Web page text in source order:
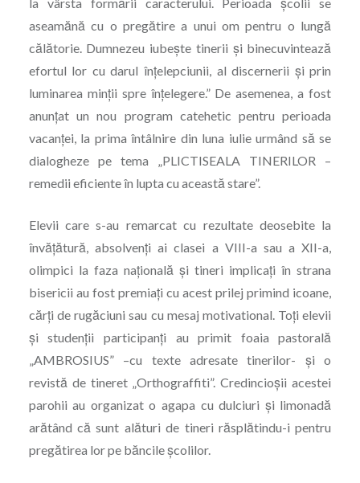
aseamănă cu o pregătire a unui om pentru o lungă
călătorie. Dumnezeu iubește tinerii și binecuvintează
efortul lor cu darul înțelepciunii, al discernerii și prin
luminarea minții spre înțelegere.” De asemenea, a fost
anunțat un nou program catehetic pentru perioada
vacanței, la prima întâlnire din luna iulie urmând să se
dialogheze pe tema „PLICTISEALA TINERILOR –
remedii eficiente în lupta cu această stare”.
Elevii care s-au remarcat cu rezultate deosebite la
învățătură, absolvenți ai clasei a VIII-a sau a XII-a,
olimpici la faza națională și tineri implicați în strana
bisericii au fost premiați cu acest prilej primind icoane,
cărți de rugăciuni sau cu mesaj motivational. Toți elevii
și studenții participanți au primit foaia pastorală
„AMBROSIUS” –cu texte adresate tinerilor- și o
revistă de tineret „Orthograffiti”. Credincioșii acestei
parohii au organizat o agapa cu dulciuri și limonadă
arătând că sunt alături de tineri răsplătindu-i pentru
pregătirea lor pe băncile școlilor.